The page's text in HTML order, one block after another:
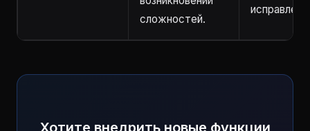
сложностей.
Хотите внедрить новые функции